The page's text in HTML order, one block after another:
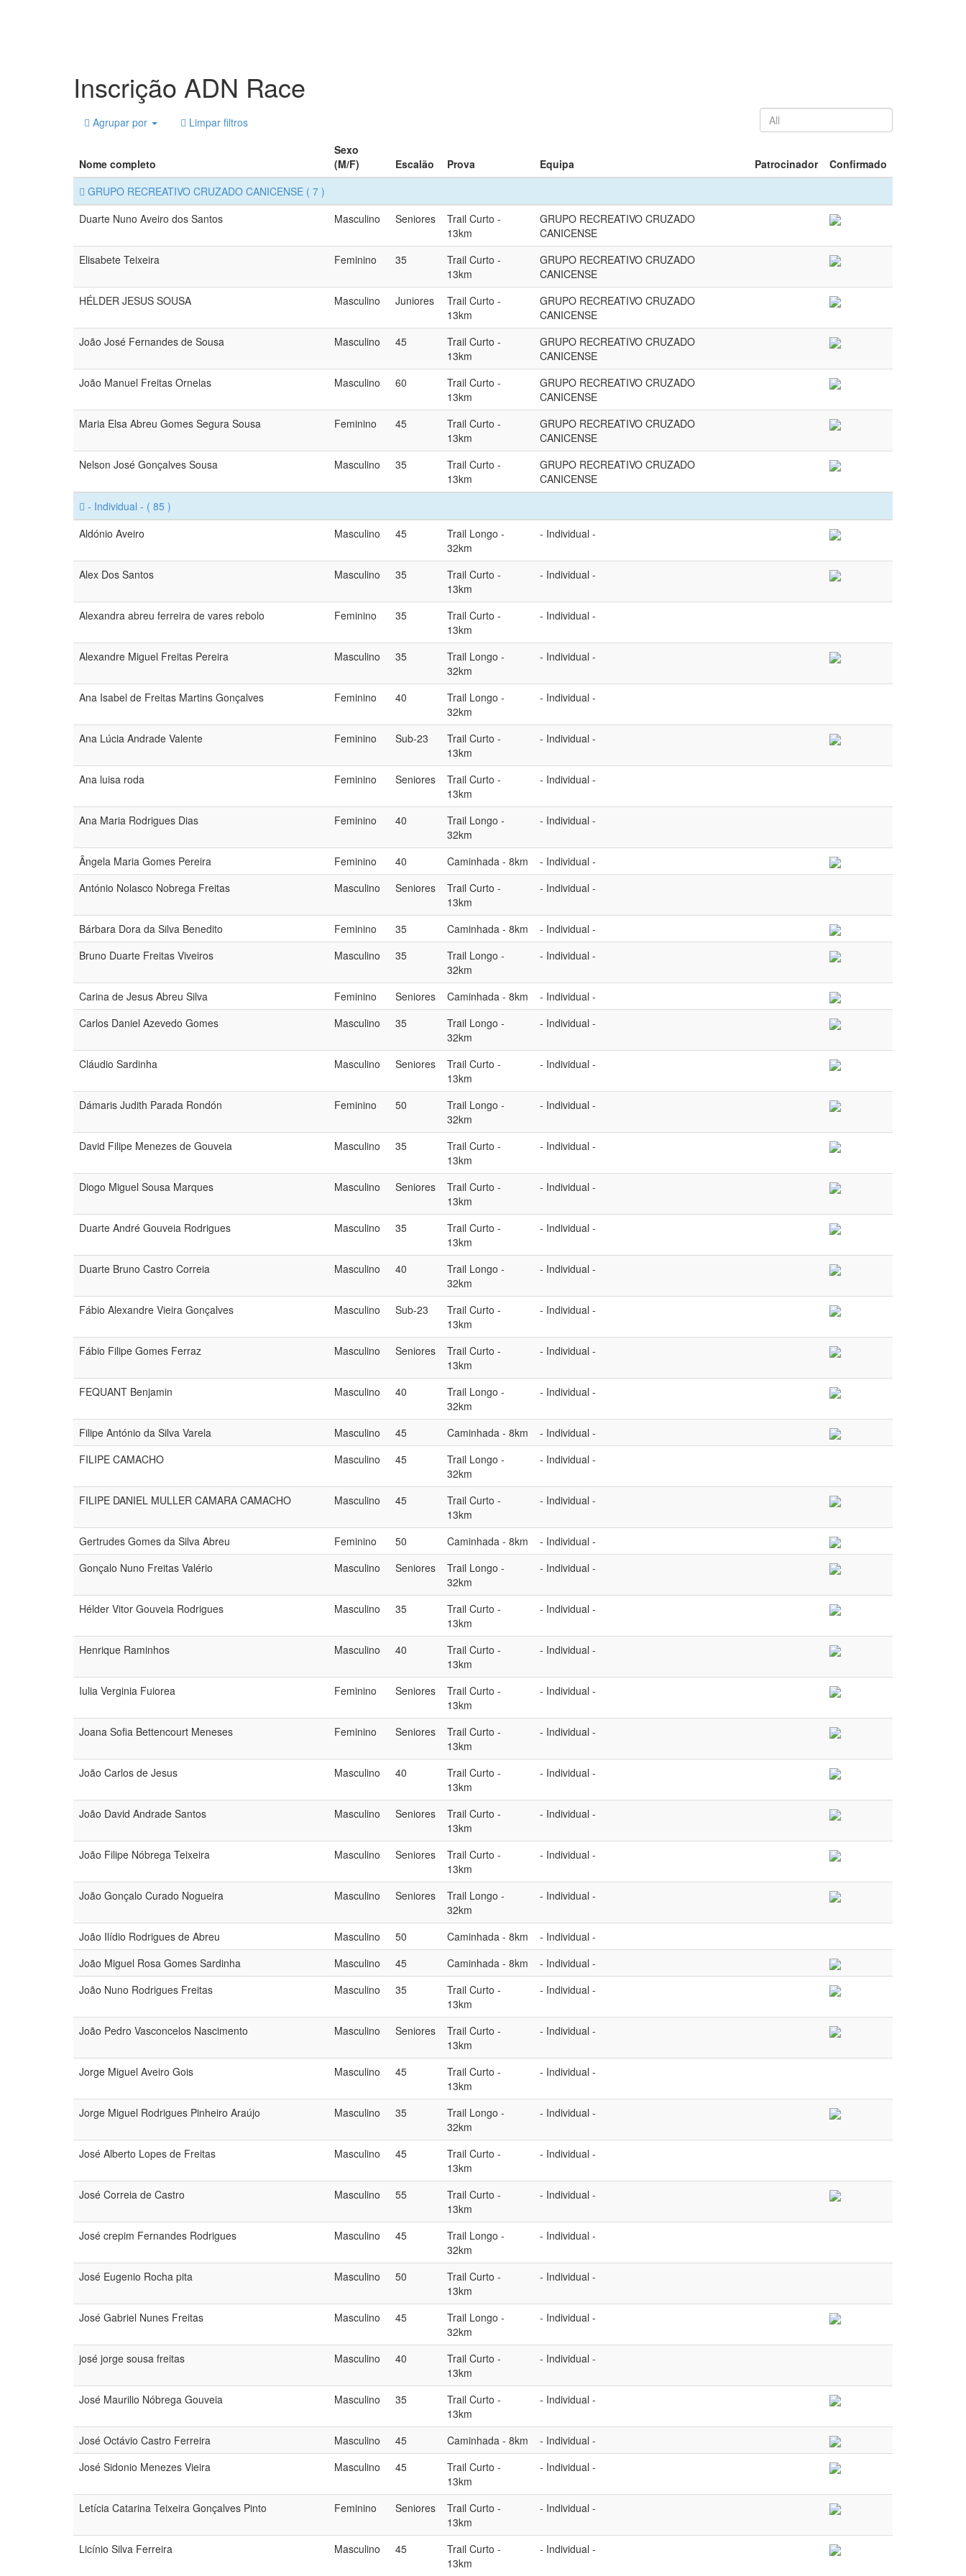
Inscrição ADN Race
Agrupar por Limpar filtros
Nome completo
Sexo
(M/F)
Escalão Prova Equipa Patrocinador
Confirmado
GRUPO RECREATIVO CRUZADO CANICENSE ( 7 )
Duarte Nuno Aveiro dos Santos
Masculino Seniores
Trail Curto -
13km
GRUPO RECREATIVO CRUZADO
CANICENSE
Elisabete Teixeira
Feminino 35
Trail Curto -
13km
GRUPO RECREATIVO CRUZADO
CANICENSE
HÉLDER JESUS SOUSA
Masculino Juniores
Trail Curto -
13km
GRUPO RECREATIVO CRUZADO
CANICENSE
João José Fernandes de Sousa
Masculino 45
Trail Curto -
13km
GRUPO RECREATIVO CRUZADO
CANICENSE
João Manuel Freitas Ornelas
Masculino 60
Trail Curto -
13km
GRUPO RECREATIVO CRUZADO
CANICENSE
Maria Elsa Abreu Gomes Segura Sousa
Feminino 45
Trail Curto -
13km
GRUPO RECREATIVO CRUZADO
CANICENSE
Nelson José Gonçalves Sousa
Masculino 35
Trail Curto -
13km
GRUPO RECREATIVO CRUZADO
CANICENSE
- Individual - ( 85 )
Aldónio Aveiro
Masculino 45
Trail Longo -
32km
- Individual -
Alex Dos Santos Masculino 35
Trail Curto -
13km
- Individual -
Alexandra abreu ferreira de vares rebolo Feminino 35
Trail Curto -
13km
- Individual -
Alexandre Miguel Freitas Pereira Masculino 35
Trail Longo -
32km
- Individual -
Ana Isabel de Freitas Martins Gonçalves Feminino 40
Trail Longo -
32km
- Individual -
Ana Lúcia Andrade Valente Feminino Sub-23
Trail Curto -
13km
- Individual -
Ana luisa roda Feminino Seniores
Trail Curto -
13km
- Individual -
Ana Maria Rodrigues Dias Feminino 40
Trail Longo -
32km
- Individual -
Ângela Maria Gomes Pereira Feminino 40 Caminhada - 8km
- Individual -
António Nolasco Nobrega Freitas
Masculino Seniores
Trail Curto -
13km
- Individual -
Bárbara Dora da Silva Benedito Feminino 35 Caminhada - 8km
- Individual -
Bruno Duarte Freitas Viveiros
Masculino 35
Trail Longo -
32km
- Individual -
Carina de Jesus Abreu Silva Feminino Seniores Caminhada - 8km
- Individual -
Carlos Daniel Azevedo Gomes
Masculino 35
Trail Longo -
32km
- Individual -
Cláudio Sardinha Masculino Seniores
Trail Curto -
13km
- Individual -
Dámaris Judith Parada Rondón Feminino 50
Trail Longo -
32km
- Individual -
David Filipe Menezes de Gouveia Masculino 35
Trail Curto -
13km
- Individual -
Diogo Miguel Sousa Marques Masculino Seniores
Trail Curto -
13km
- Individual -
Duarte André Gouveia Rodrigues Masculino 35
Trail Curto -
13km
- Individual -
Duarte Bruno Castro Correia Masculino 40
Trail Longo -
32km
- Individual -
Fábio Alexandre Vieira Gonçalves Masculino Sub-23
Trail Curto -
13km
- Individual -
Fábio Filipe Gomes Ferraz Masculino Seniores
Trail Curto -
13km
- Individual -
FEQUANT Benjamin Masculino 40
Trail Longo -
32km
- Individual -
Filipe António da Silva Varela Masculino 45 Caminhada - 8km
- Individual -
FILIPE CAMACHO
Masculino 45
Trail Longo -
32km
- Individual -
FILIPE DANIEL MULLER CAMARA CAMACHO Masculino 45
Trail Curto -
13km
- Individual -
Gertrudes Gomes da Silva Abreu Feminino 50 Caminhada - 8km
- Individual -
Gonçalo Nuno Freitas Valério
Masculino Seniores
Trail Longo -
32km
- Individual -
Hélder Vitor Gouveia Rodrigues Masculino 35
Trail Curto -
13km
- Individual -
Henrique Raminhos Masculino 40
Trail Curto -
13km
- Individual -
Iulia Verginia Fuiorea Feminino Seniores
Trail Curto -
13km
- Individual -
Joana Sofia Bettencourt Meneses Feminino Seniores
Trail Curto -
13km
- Individual -
João Carlos de Jesus Masculino 40
Trail Curto -
13km
- Individual -
João David Andrade Santos Masculino Seniores
Trail Curto -
13km
- Individual -
João Filipe Nóbrega Teixeira Masculino Seniores
Trail Curto -
13km
- Individual -
João Gonçalo Curado Nogueira Masculino Seniores
Trail Longo -
32km
- Individual -
João Ilídio Rodrigues de Abreu Masculino 50 Caminhada - 8km
- Individual -
João Miguel Rosa Gomes Sardinha
Masculino 45 Caminhada - 8km
- Individual -
João Nuno Rodrigues Freitas
Masculino 35
Trail Curto -
13km
- Individual -
João Pedro Vasconcelos Nascimento Masculino Seniores
Trail Curto -
13km
- Individual -
Jorge Miguel Aveiro Gois Masculino 45
Trail Curto -
13km
- Individual -
Jorge Miguel Rodrigues Pinheiro Araújo Masculino 35
Trail Longo -
32km
- Individual -
José Alberto Lopes de Freitas Masculino 45
Trail Curto -
13km
- Individual -
José Correia de Castro Masculino 55
Trail Curto -
13km
- Individual -
José crepim Fernandes Rodrigues Masculino 45
Trail Longo -
32km
- Individual -
José Eugenio Rocha pita Masculino 50
Trail Curto -
13km
- Individual -
José Gabriel Nunes Freitas Masculino 45
Trail Longo -
32km
- Individual -
josé jorge sousa freitas Masculino 40
Trail Curto -
13km
- Individual -
José Maurilio Nóbrega Gouveia Masculino 35
Trail Curto -
13km
- Individual -
José Octávio Castro Ferreira Masculino 45 Caminhada - 8km
- Individual -
José Sidonio Menezes Vieira
Masculino 45
Trail Curto -
13km
- Individual -
Letícia Catarina Teixeira Gonçalves Pinto Feminino Seniores
Trail Curto -
13km
- Individual -
Licínio Silva Ferreira Masculino 45
Trail Curto -
13km
- Individual -